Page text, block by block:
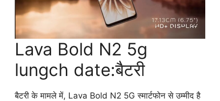
Lava Bold N2 5g
lungch date:बैटरी
बैटरी के मामले में, Lava Bold N2 5G स्मार्टफोन से उम्मीद है